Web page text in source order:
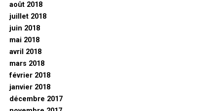
août 2018
juillet 2018
juin 2018
mai 2018
avril 2018
mars 2018
février 2018
janvier 2018
décembre 2017